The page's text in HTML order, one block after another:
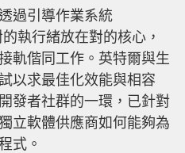
過引導作業系統
執行緒放在對的核心，
軌偕同工作。英特爾與生
以求最佳化效能與相容
發者社群的一環，已針對
立軟體供應商如何能夠為
式。